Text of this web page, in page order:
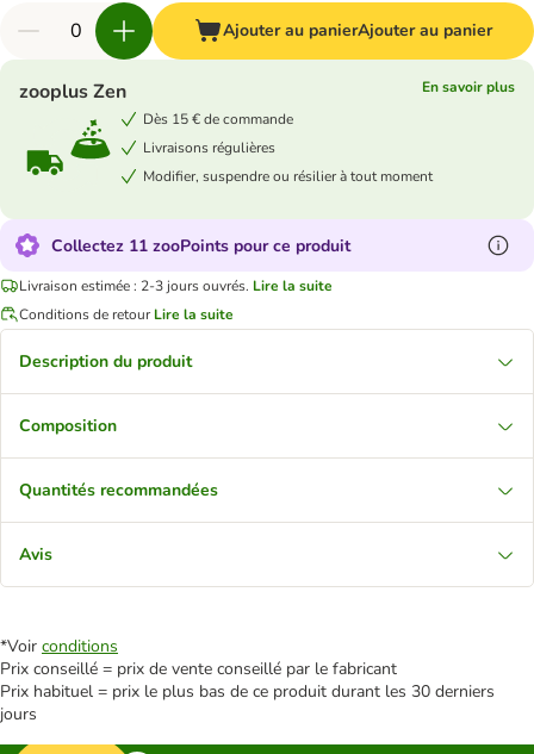
Ajouter au panierAjouter au panier
zooplus Zen
En savoir plus
Dès 15 € de commande
Livraisons régulières
Modifier, suspendre ou résilier à tout moment
Collectez 11 zooPoints pour ce produit
Livraison estimée : 2-3 jours ouvrés. Lire la suite
Conditions de retour Lire la suite
Description du produit
Composition
Quantités recommandées
Avis
*Voir conditions
Prix conseillé = prix de vente conseillé par le fabricant
Prix habituel = prix le plus bas de ce produit durant les 30 derniers
jours